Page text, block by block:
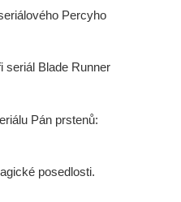
Percyho
seriál Blade Runner
Pán prstenů:
posedlosti.